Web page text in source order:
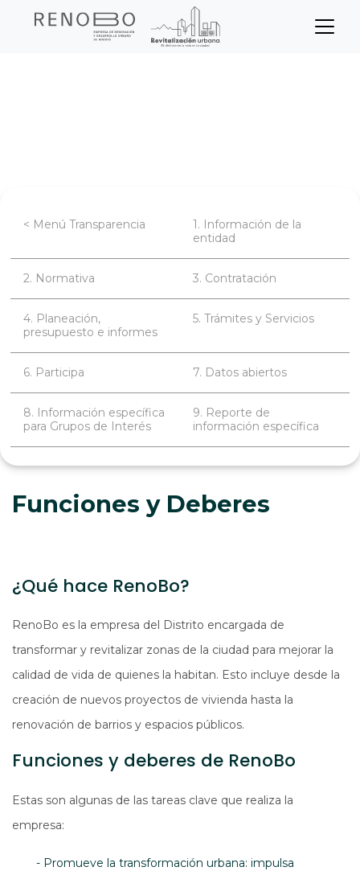
Sitio Web Empresa de
Transparencia
< Menú Transparencia
1. Información de la
entidad
2. Normativa 3. Contratación
4. Planeación,
presupuesto e informes
5. Trámites y Servicios
6. Participa 7. Datos abiertos
8. Información específica
para Grupos de Interés
9. Reporte de
información específica
Funciones y Deberes
¿Qué hace RenoBo?
RenoBo es la empresa del Distrito encargada de
transformar y revitalizar zonas de la ciudad para mejorar la
calidad de vida de quienes la habitan. Esto incluye desde la
creación de nuevos proyectos de vivienda hasta la
renovación de barrios y espacios públicos.
Funciones y deberes de RenoBo
Estas son algunas de las tareas clave que realiza la
empresa:
- Promueve la transformación urbana: impulsa